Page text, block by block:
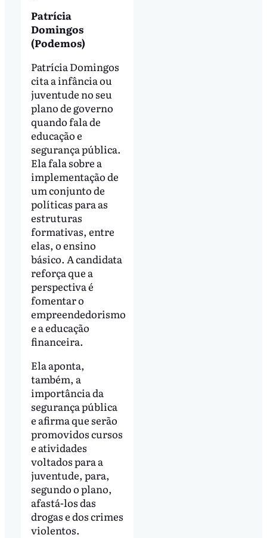
Patrícia
Domingos
(Podemos)
Patrícia Domingos
cita a infância ou
juventude no seu
plano de governo
quando fala de
educação e
segurança pública.
Ela fala sobre a
implementação de
um conjunto de
políticas para as
estruturas
formativas, entre
elas, o ensino
básico. A candidata
reforça que a
perspectiva é
fomentar o
empreendedorismo
e a educação
financeira.
Ela aponta,
também, a
importância da
segurança pública
e afirma que serão
promovidos cursos
e atividades
voltados para a
juventude, para,
segundo o plano,
afastá-los das
drogas e dos crimes
violentos.